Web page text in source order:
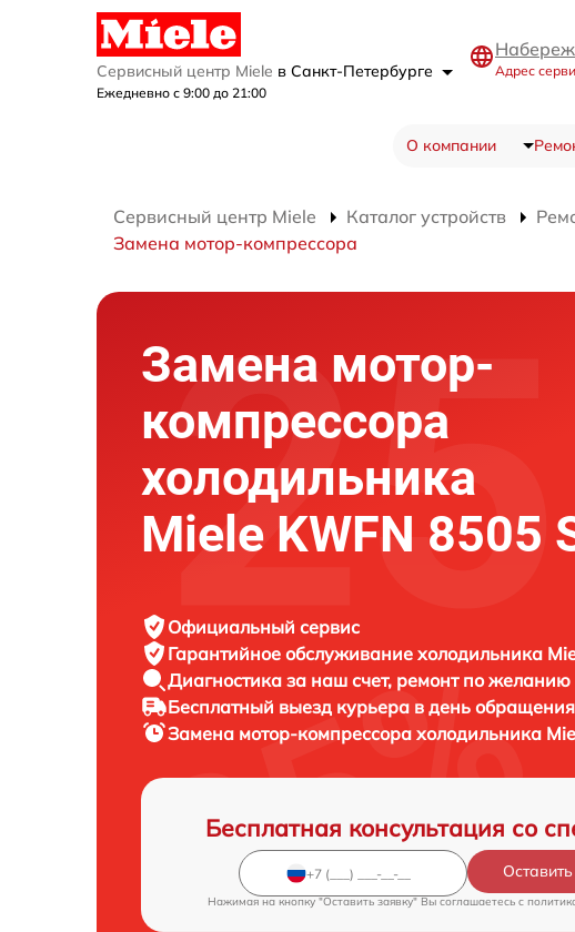
Сервисный центр Miele в Санкт-Петербурге
Ежедневно с 9:00 до 21:00
Адрес
О компании
Сервисный центр Miele Каталог устройств
Замена мотор-компрессора
Замена мотор-
компрессора
холодильника
Miele KWFN 8505
Официальный сервис
Гарантийное обслуживание холодильника
Диагностика за наш счет, ремонт по желанию
Бесплатный выезд курьера в день обращения
Замена мотор-компрессора холодильника
Бесплатная консультация со
Нажимая на кнопку "Оставить заявку" Вы соглашаетесь c